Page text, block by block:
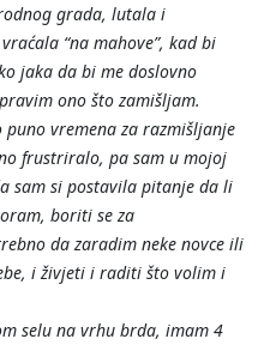
grada, lutala i
“na mahove”, kad bi
jaka da bi me doslovno
ono što zamišljam.
vremena za razmišljanje
frustriralo, pa sam u mojoj
sam si postavila pitanje da li
boriti se za
da zaradim neke novce ili
i živjeti i raditi što volim i
selu na vrhu brda, imam 4